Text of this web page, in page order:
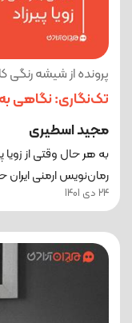
پرونده از شیشه
تک‌نگاری: نگاهی به
مجید اسطیری
به هر حال وقتی از زویا
رمان‌نویس ارمنی
24 دی 1401